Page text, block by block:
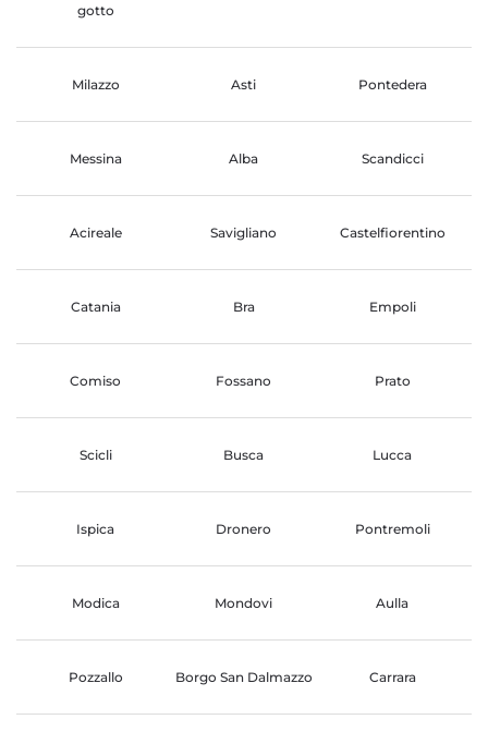
gotto
Milazzo Asti Pontedera
Messina Alba Scandicci
Acireale Savigliano Castelfiorentino
Catania Bra Empoli
Comiso Fossano Prato
Scicli Busca Lucca
Ispica Dronero Pontremoli
Modica Mondovi Aulla
Pozzallo Borgo San Dalmazzo Carrara